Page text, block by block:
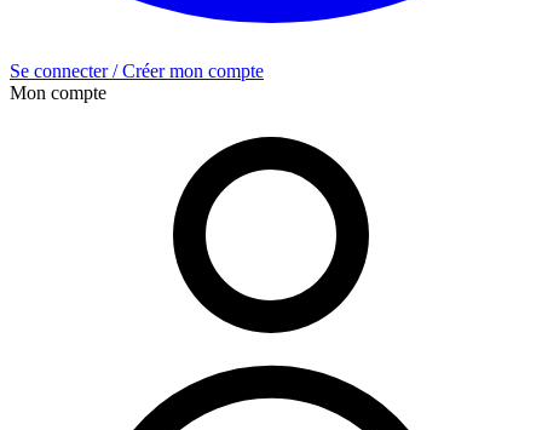
Se connecter / Créer mon compte
Mon compte